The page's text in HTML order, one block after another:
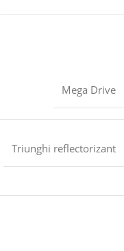
Mega Drive
Triunghi reflectorizant